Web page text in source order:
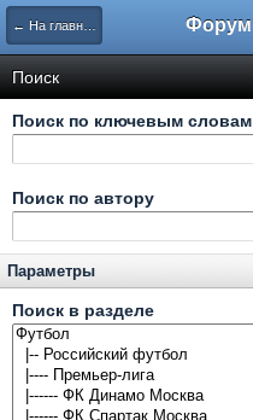
← На главную
Поиск
Поиск по ключевым словам
Поиск по автору
Параметры
Поиск в разделе